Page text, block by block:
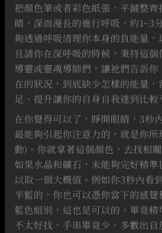
把顏色筆或者彩色紙張，平鋪整
睛，深而漫長的進行呼吸，約1~3
夠透過呼吸清理你本身的負能量
且請你在深呼吸的時候，秉持這
導靈或靈魂導師們，讓祂們告訴
在的狀況，到底缺少怎樣的能量
足、提升讓你的自身自我達到比較
在你覺得可以了，睜開眼睛，3秒
最能夠引起你注意力的，就是你
動)。你就拿著這個顏色，去找相
如果水晶和礦石，未能夠完好精
以取一個大概值。例如你3秒內看
半藍的，你也可以憑你當下的感
藍色組別，這也是可以的。畢竟
不太好找，手串畢竟少，多數出自